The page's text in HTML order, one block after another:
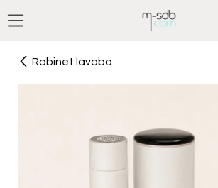
Robinet lavabo